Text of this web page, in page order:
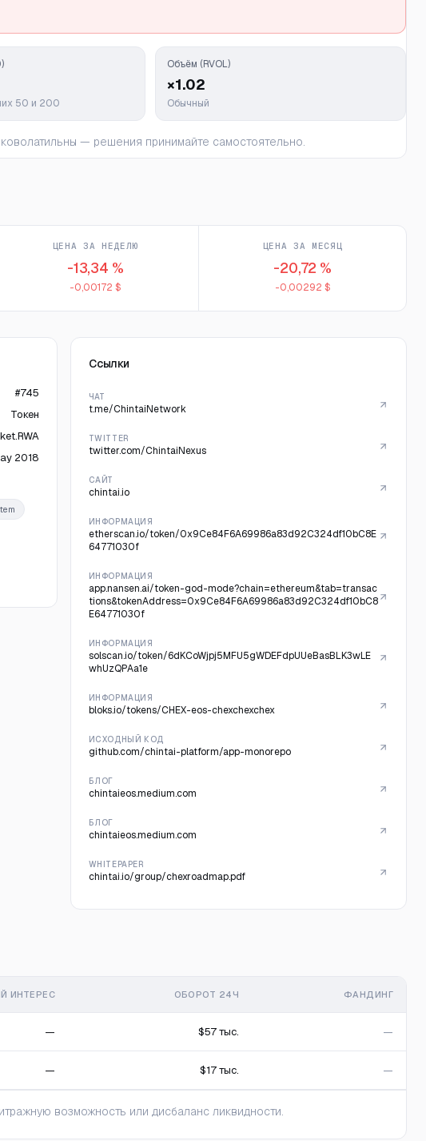
50 и 200
Объём (RVOL)
×1.02
Обычный
— решения принимайте самостоятельно.
ЦЕНА ЗА НЕДЕЛЮ
-13,34 %
-0,00172 $
ЦЕНА ЗА МЕСЯЦ
-20,72 %
-0,00292 $
#745
Токен
2018
Ссылки
ЧАТ
t.me/ChintaiNetwork
TWITTER
twitter.com/ChintaiNexus
САЙТ
chintai.io
ИНФОРМАЦИЯ
etherscan.io/token/0x9Ce84F6A69986a83d92C324df10bC8E
64771030f
ИНФОРМАЦИЯ
app.nansen.ai/token-god-mode?chain=ethereum&tab=transac
tions&tokenAddress=0x9Ce84F6A69986a83d92C324df10bC8
E64771030f
ИНФОРМАЦИЯ
solscan.io/token/6dKCoWjpj5MFU5gWDEFdpUUeBasBLK3wLE
whUzQPAa1e
ИНФОРМАЦИЯ
bloks.io/tokens/CHEX-eos-chexchexchex
ИСХОДНЫЙ КОД
github.com/chintai-platform/app-monorepo
БЛОГ
chintaieos.medium.com
БЛОГ
chintaieos.medium.com
WHITEPAPER
chintai.io/group/chexroadmap.pdf
ИНТЕРЕС ОБОРОТ 24Ч ФАНДИНГ
— $57 тыс. —
— $17 тыс. —
возможность или дисбаланс ликвидности.